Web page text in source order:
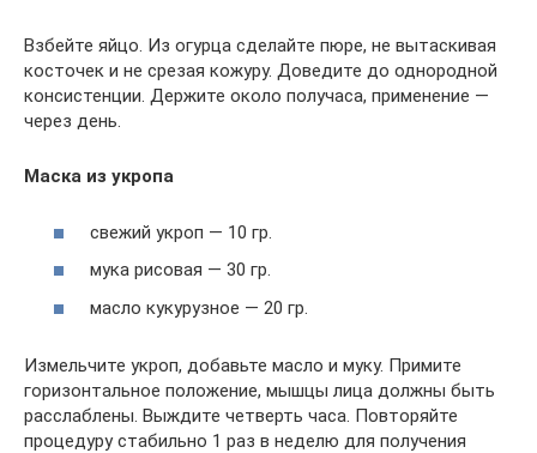
Взбейте яйцо. Из огурца сделайте пюре, не вытаскивая
косточек и не срезая кожуру. Доведите до однородной
консистенции. Держите около получаса, применение —
через день.
Маска из укропа
свежий укроп — 10 гр.
мука рисовая — 30 гр.
масло кукурузное — 20 гр.
Измельчите укроп, добавьте масло и муку. Примите
горизонтальное положение, мышцы лица должны быть
расслаблены. Выждите четверть часа. Повторяйте
процедуру стабильно 1 раз в неделю для получения